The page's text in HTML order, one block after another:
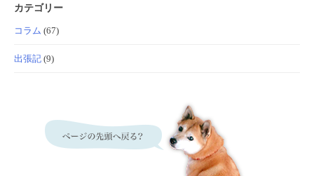
カテゴリー
コラム (67)
出張記 (9)